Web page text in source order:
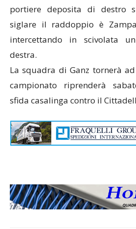
portiere deposita di destro
siglare il raddoppio è
intercettando in scivolata
destra.
La squadra di Ganz tornerà
campionato riprenderà
sfida casalinga contro il